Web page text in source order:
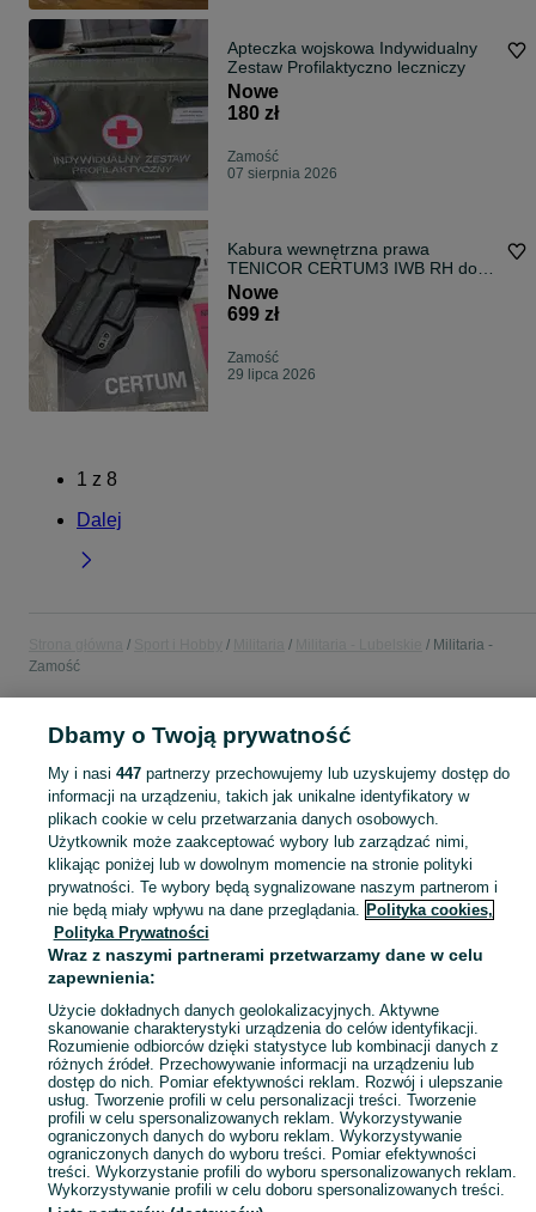
Apteczka wojskowa Indywidualny
Zestaw Profilaktyczno leczniczy
Nowe
180 zł
Zamość
07 sierpnia 2026
Kabura wewnętrzna prawa
TENICOR CERTUM3 IWB RH do
Glock 43X, 43X MOS
Nowe
699 zł
Zamość
29 lipca 2026
1 z 8
Dalej
Militaria -
Zamość
MILITARIA
KATEGORIA
Zobacz
Mapa kategorii
Mapa miejscowości
Mapa ministron
Popularne wyszukiwania
Dbamy o Twoją prywatność
My i nasi 447partnerzy przechowujemy lub uzyskujemy dostęp do
informacji na urządzeniu, takich jak unikalne identyfikatory w
plikach cookie w celu przetwarzania danych osobowych.
Użytkownik może zaakceptować wybory lub zarządzać nimi,
klikając poniżej lub w dowolnym momencie na stronie polityki
prywatności. Te wybory będą sygnalizowane naszym partnerom i
nie będą miały wpływu na dane przeglądania. Polityka cookies,
Polityka Prywatności
Wraz z naszymi partnerami przetwarzamy dane w celu
zapewnienia:
Użycie dokładnych danych geolokalizacyjnych. Aktywne
skanowanie charakterystyki urządzenia do celów identyfikacji.
Rozumienie odbiorców dzięki statystyce lub kombinacji danych z
różnych źródeł. Przechowywanie informacji na urządzeniu lub
dostęp do nich. Pomiar efektywności reklam. Rozwój i ulepszanie
usług. Tworzenie profili w celu personalizacji treści. Tworzenie
profili w celu spersonalizowanych reklam. Wykorzystywanie
ograniczonych danych do wyboru reklam. Wykorzystywanie
ograniczonych danych do wyboru treści. Pomiar efektywności
treści. Wykorzystanie profili do wyboru spersonalizowanych reklam.
Wykorzystywanie profili w celu doboru spersonalizowanych treści.